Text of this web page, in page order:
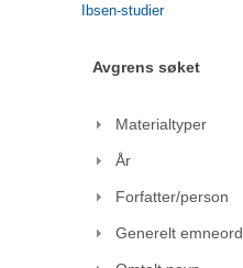
Ibsen-studier
Avgrens søket
Materialtyper
År
Forfatter/person
Generelt emneord